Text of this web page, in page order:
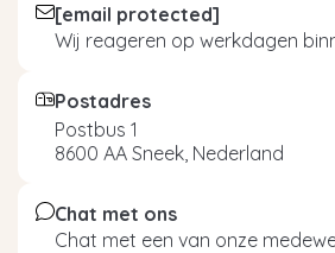
[email protected]
Wij reageren op werkdagen
Postadres
Postbus 1
8600 AA Sneek, Nederland
Chat met ons
Chat met een van onze